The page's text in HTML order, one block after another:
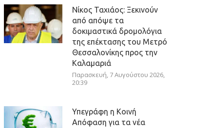
Νίκος Ταχιάος: Ξεκινούν
από απόψε τα
δοκιμαστικά δρομολόγια
της επέκτασης του Μετρό
Θεσσαλονίκης προς την
Καλαμαριά
Παρασκευή, 7 Αυγούστου 2026,
20:39
Υπεγράφη η Κοινή
Απόφαση για τα νέα